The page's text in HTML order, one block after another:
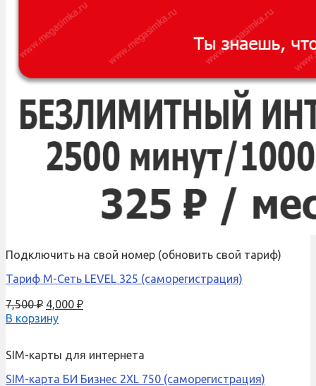
Подключить на свой номер (обновить свой тариф)
Тариф М-Сеть LEVEL 325 (саморегистрация)
7,500₽ 4,000 ₽
В корзину
SIM-карты для интернета
SIM-карта БИ Бизнес 2XL 750 (саморегистрация)